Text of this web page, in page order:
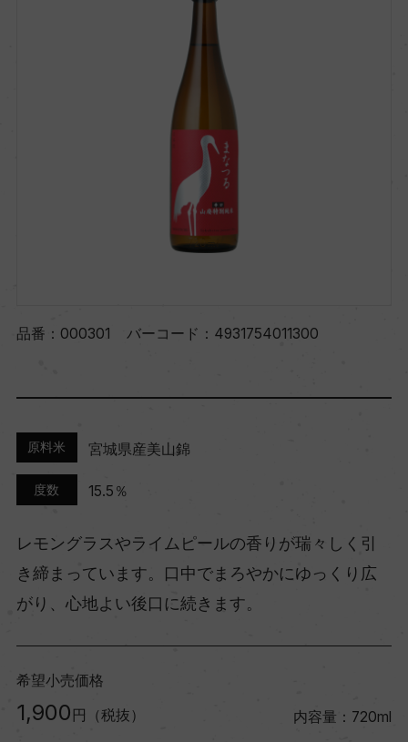
品番： 000301 バーコード： 4931754011300
原料米 宮城県産美山錦
度数 15.5％
レモングラスやライムピールの香りが瑞々しく引
き締まっています。口中でまろやかにゆっくり広
がり、心地よい後口に続きます。
希望小売価格
1,900 円（税抜） 内容量：720ml